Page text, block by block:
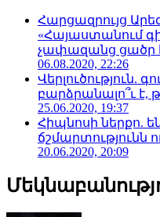
Հարցազրույց
«Հայաստանում
չափազանց ցածր
06.08.2020, 22:26
Վերլուծություն.
բարձրանալո՞ւ է,
25.06.2020, 19:37
Հիպնոսի ներքո.
ճշմարտությունն
20.06.2020, 20:09